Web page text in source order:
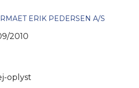
ERIK PEDERSEN A/S
2010
oplyst